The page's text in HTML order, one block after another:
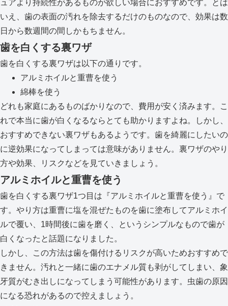
ュアより持続性があるものが欲しい場合におすすめです。とは
いえ、歯の表面の汚れを除去するだけのものなので、効果は数
日から数週間の間しかもちません。
歯を白くする裏ワザ
歯を白くする裏ワザは以下の通りです。
アルミホイルと重曹を使う
綿棒を使う
どれも家庭にあるものばかりなので、費用が安く済みます。こ
れで本当に歯が白くなるならとても助かりますよね。しかし、
おすすめできない裏ワザもあるようです。歯を綺麗にしたいの
に逆効果になってしまっては意味がありません。裏ワザのやり
方や効果、リスクなどを見ていきましょう。
アルミホイルと重曹を使う
歯を白くする裏ワザ1つ目は『アルミホイルと重曹を使う』で
す。やり方は重曹に塩を混ぜたものを歯に塗布してアルミホイ
ルで覆い、1時間後に歯を磨く、というシンプルなもので歯が
白くなったと話題になりました。
しかし、この方法は歯を傷付けるリスクが高いためおすすめで
きません。汚れと一緒に歯のエナメル質も剥がしてしまい、象
牙質がむき出しになってしまう可能性があります。虫歯の原因
になる恐れがあるので控えましょう。